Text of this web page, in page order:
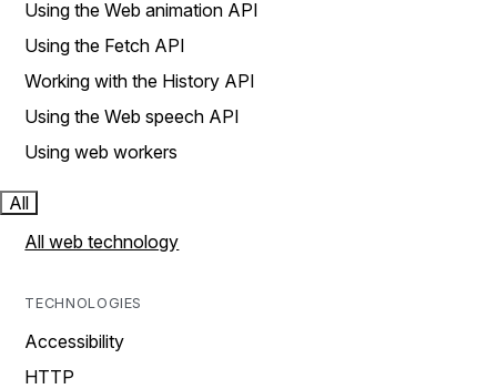
Using the Web animation API
Using the Fetch API
Working with the History API
Using the Web speech API
Using web workers
All
All web technology
TECHNOLOGIES
Accessibility
HTTP